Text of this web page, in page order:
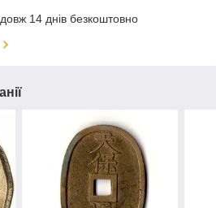
14 днів безкоштовно